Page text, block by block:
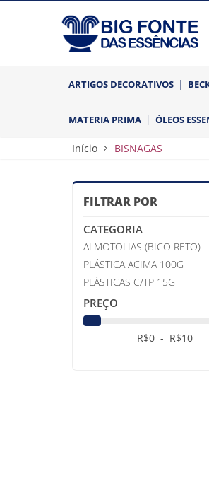
ARTIGOS DECORATIVOS
MATERIA PRIMA ÓLEOS
Início BISNAGAS
FILTRAR POR
CATEGORIA
ALMOTOLIAS (BICO RETO)
PLÁSTICA ACIMA 100G
PLÁSTICAS C/TP 15G
PREÇO
R$0- R$10